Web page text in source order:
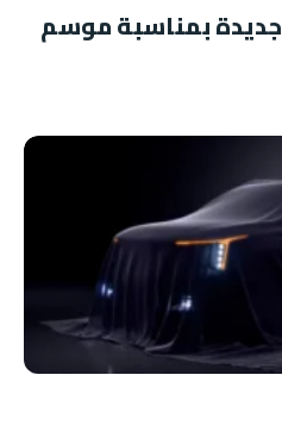
هيونداي تطلق SUV جديدة بمناسبة موسم